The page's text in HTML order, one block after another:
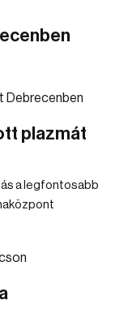
plazmát
a legfontosabb